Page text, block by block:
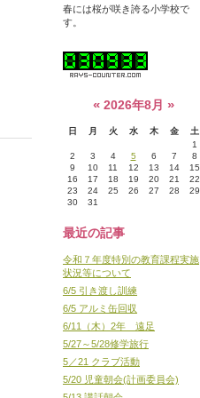
春には桜が咲き誇る小学校で
す。
« 2026年8月 »
日 月 火 水 木 金
土
1
2
3 4 5 6 7
8
9
10 11 12 13 14
15
16
17 18 19 20 21
22
23
24 25 26 27 28
29
30
31
最近の記事
令和７年度特別の教育課程実施
状況等について
6/5 引き渡し訓練
6/5 アルミ缶回収
6/11（木）2年 遠足
5/27～5/28修学旅行
5／21 クラブ活動
5/20 児童朝会(計画委員会)